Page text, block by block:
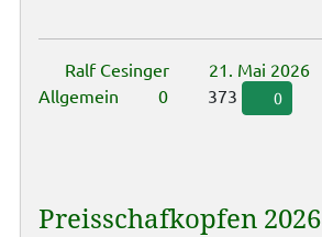
Ralf Cesinger 21. Mai 2026
Allgemein
0 373 0
Preisschafkopfen 2026